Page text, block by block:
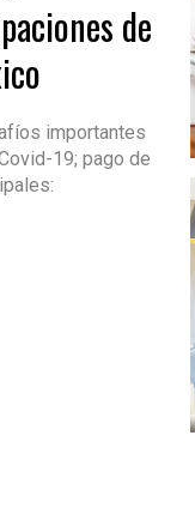
de
importantes
19; pago de